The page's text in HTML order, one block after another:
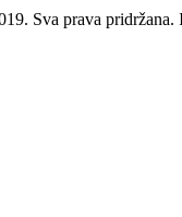
Sva prava pridržana.